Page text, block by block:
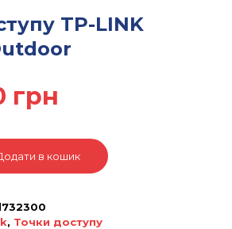
TP-LINK
грн
в кошик
, Точки доступу